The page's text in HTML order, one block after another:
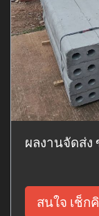
ผลงานจัดส่
สนใจ เช็ก